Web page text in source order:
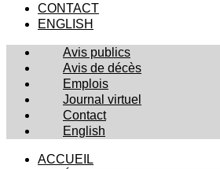
CONTACT
ENGLISH
Avis publics
Avis de décès
Emplois
Journal virtuel
Contact
English
ACCUEIL